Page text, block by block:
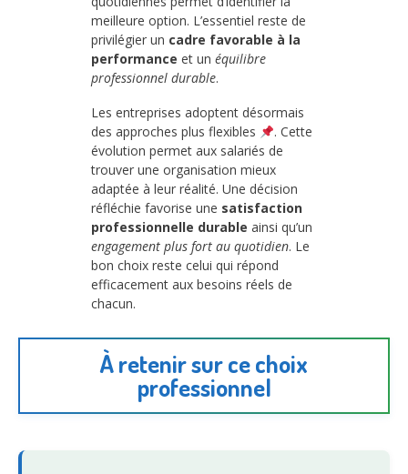
meilleure option. L’essentiel reste de
privilégier un cadre favorable à la
performance et un équilibre
professionnel durable.
Les entreprises adoptent désormais
des approches plus flexibles
. Cette
évolution permet aux salariés de
trouver une organisation mieux
adaptée à leur réalité. Une décision
réfléchie favorise une satisfaction
professionnelle durable ainsi qu’un
engagement plus fort au quotidien. Le
bon choix reste celui qui répond
efficacement aux besoins réels de
chacun.
À retenir sur ce choix
professionnel